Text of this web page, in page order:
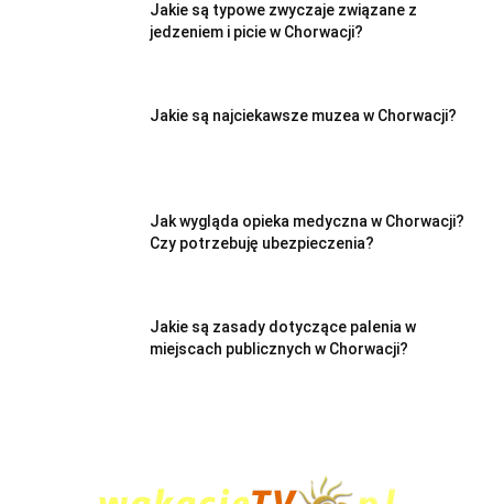
Jakie są typowe zwyczaje związane z
jedzeniem i picie w Chorwacji?
Jakie są najciekawsze muzea w Chorwacji?
Jak wygląda opieka medyczna w Chorwacji?
Czy potrzebuję ubezpieczenia?
Jakie są zasady dotyczące palenia w
miejscach publicznych w Chorwacji?